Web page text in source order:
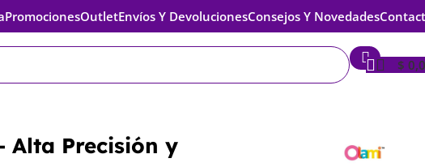
PromocionesOutletEnvíos Y DevolucionesConsejos Y Novedades
$
Alta Precisión y